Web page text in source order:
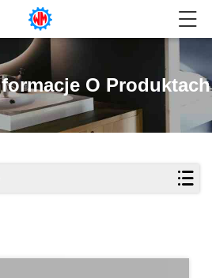
O Produktach